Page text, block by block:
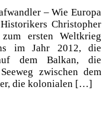
– Wie Europa
Christopher
ersten Weltkrieg
im Jahr 2012, die
dem Balkan, die
zwischen dem
die kolonialen […]